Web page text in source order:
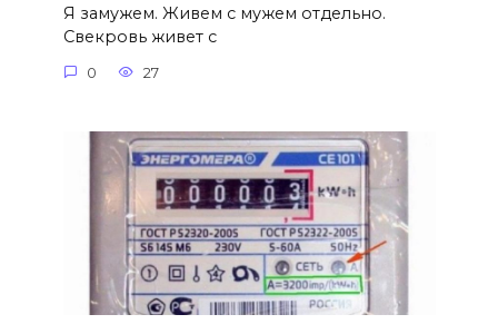
Я замужем. Живем с мужем отдельно.
Свекровь живет с
0 27